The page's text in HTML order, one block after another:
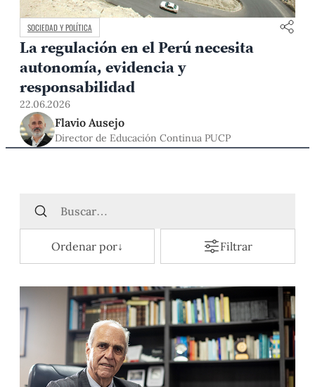
SOCIEDAD Y POLÍTICA
La regulación en el Perú necesita
autonomía, evidencia y
responsabilidad
22.06.2026
Flavio Ausejo
Director de Educación Continua PUCP
Ordenar por↓ Filtrar